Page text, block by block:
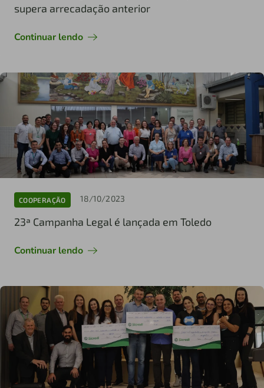
supera arrecadação anterior
Continuar lendo
COOPERAÇÃO 18/10/2023
23ª Campanha Legal é lançada em Toledo
Continuar lendo